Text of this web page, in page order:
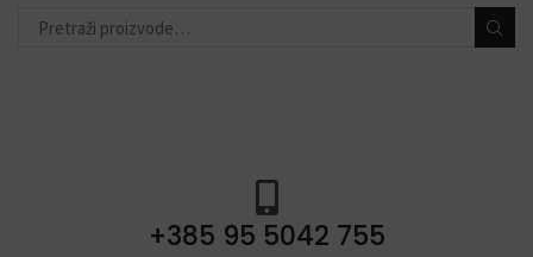
konfete i topovi (13)
+385 95 5042 755